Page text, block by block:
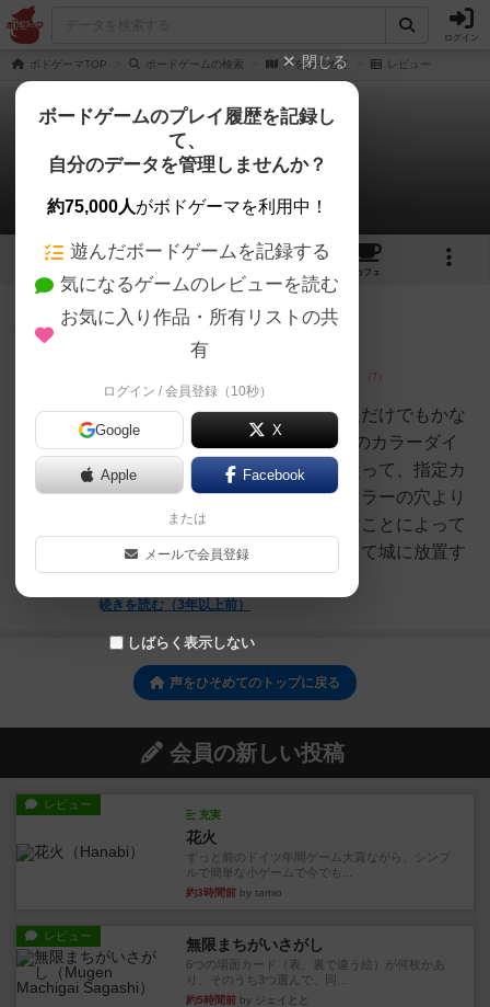
ログイン
ボドゲーマTOP ボードゲームの検索 声をひそめて レビュー
声をひそめて
1件のレビュー
3 1
カフェ
141名
子供用にと思っていたけど、大人だけでもかな
り楽しめる。手番では、まず2個のカラーダイ
スをダイスロール。ダイス目に従って、指定カ
ラーの穴から侵入、そして指定カラーの穴より
脱出。これをスティック一本通すことによって
表現している。スティックを通して城に放置す
るまで鈴が鳴らなければ...
続きを読む（3年以上前）
皇帝
声をひそめてのトップに戻る
会員の新しい投稿
レビュー
充実
花火
ずっと前のドイツ年間ゲーム大賞ながら、シンプ
ルで簡単な小ゲームで今でも...
約3時間前 by tamio
レビュー 無限まちがいさがし
6つの場面カード（表、裏で違う絵）が何枚かあ
り、そのうち3つ選んで、同...
約5時間前 by ジェイとと
閉じる
ボードゲームのプレイ履歴を記録し
て、
自分のデータを管理しませんか？
約75,000人がボドゲーマを利用中！
遊んだボードゲームを記録する
気になるゲームのレビューを読む
お気に入り作品・所有リストの共
有
ログイン / 会員登録（10秒）
Google X
Apple Facebook
または
メールで会員登録
しばらく表示しない